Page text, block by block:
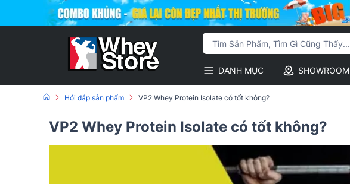
DANH MỤC SHOWROOM
Hỏi đáp sản phẩm VP2 Whey Protein Isolate có tốt không?
VP2 Whey Protein Isolate có tốt không?